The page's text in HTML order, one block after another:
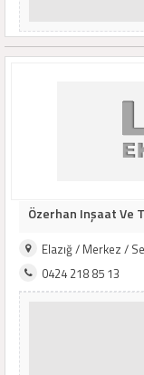
Özerhan Inşaat Ve
Elazığ / Merkez /
0424 218 85 13